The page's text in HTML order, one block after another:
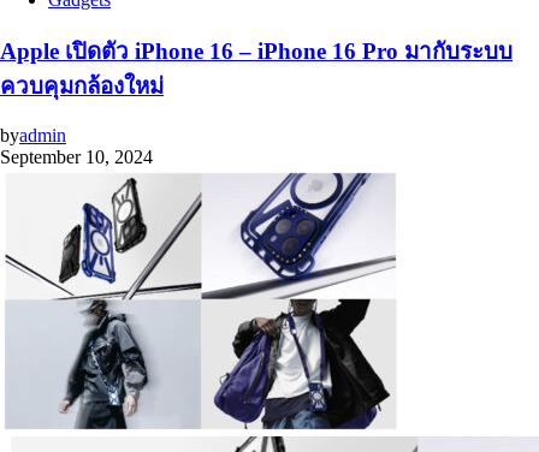
Apple เปิดตัว iPhone 16 – iPhone 16 Pro มากับระบบ
ควบคุมกล้องใหม่
byadmin
September 10, 2024